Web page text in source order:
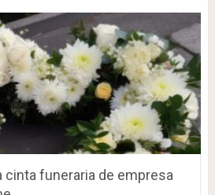
cinta funeraria de empresa